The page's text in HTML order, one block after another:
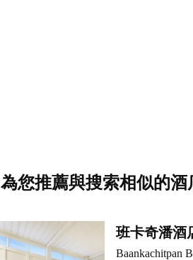
為您推薦與搜索相似的酒
班卡奇潘酒
Baankachitpan